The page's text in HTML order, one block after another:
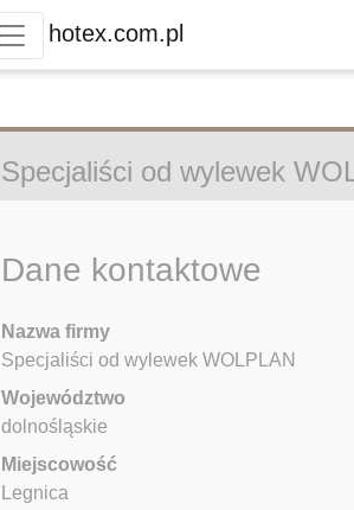
hotex.com.pl
Specjaliści od wylewek
Dane kontaktowe
Nazwa firmy
Specjaliści od wylewek WOLPLAN
Województwo
dolnośląskie
Miejscowość
Legnica